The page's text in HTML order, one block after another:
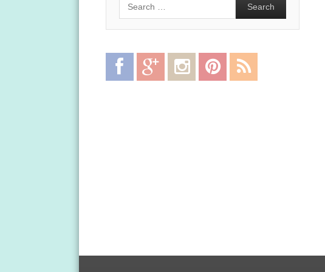
Facebook
Google InstagramPinterest
Feed